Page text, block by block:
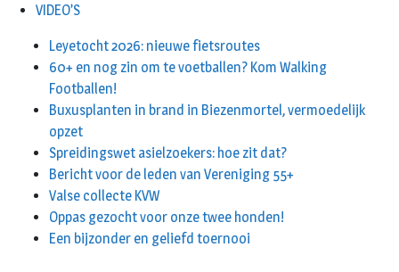
VIDEO’S
Leyetocht 2026: nieuwe fietsroutes
60+ en nog zin om te voetballen? Kom Walking
Footballen!
Buxusplanten in brand in Biezenmortel, vermoedelijk
opzet
Spreidingswet asielzoekers: hoe zit dat?
Bericht voor de leden van Vereniging 55+
Valse collecte KVW
Oppas gezocht voor onze twee honden!
Een bijzonder en geliefd toernooi